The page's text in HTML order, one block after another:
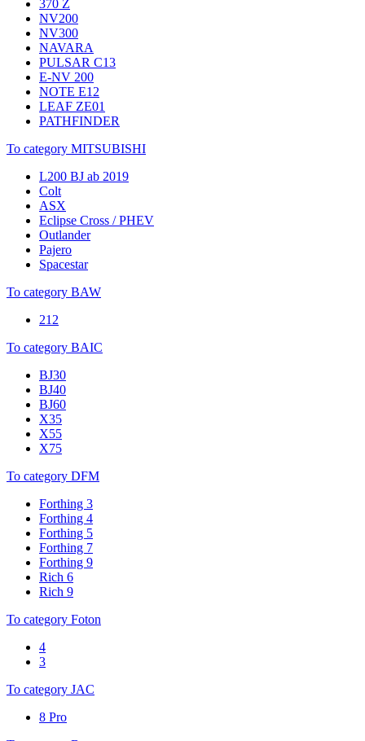
370 Z
NV200
NV300
NAVARA
PULSAR C13
E-NV 200
NOTE E12
LEAF ZE01
PATHFINDER
To category MITSUBISHI
L200 BJ ab 2019
Colt
ASX
Eclipse Cross / PHEV
Outlander
Pajero
Spacestar
To category BAW
212
To category BAIC
BJ30
BJ40
BJ60
X35
X55
X75
To category DFM
Forthing 3
Forthing 4
Forthing 5
Forthing 7
Forthing 9
Rich 6
Rich 9
To category Foton
4
3
To category JAC
8 Pro